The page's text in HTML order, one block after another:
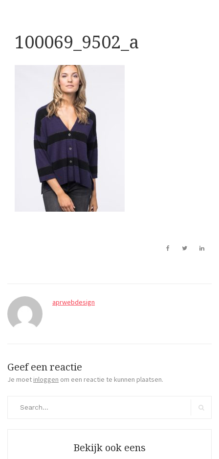
100069_9502_a
aprwebdesign
Geef een reactie
Je moet inloggen om een reactie te kunnen plaatsen.
Bekijk ook eens